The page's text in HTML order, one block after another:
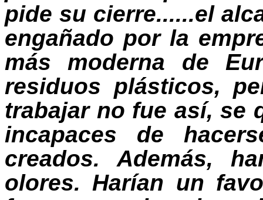
pide su cierre......el
engañado por la
más moderna de
residuos plásticos,
trabajar no fue así, se
incapaces de
creados. Además,
olores. Harían un